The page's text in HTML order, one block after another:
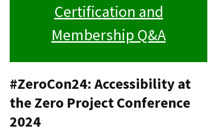
Certification and
Membership Q&A
#ZeroCon24: Accessibility at
the Zero Project Conference
2024